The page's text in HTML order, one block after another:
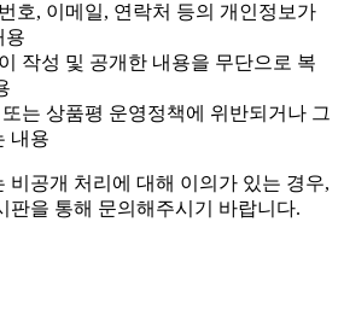
호, 이메일, 연락처 등의 개인정보가
용
작성 및 공개한 내용을 무단으로 복
는 상품평 운영정책에 위반되거나 그
내용
비공개 처리에 대해 이의가 있는 경우,
판을 통해 문의해주시기 바랍니다.